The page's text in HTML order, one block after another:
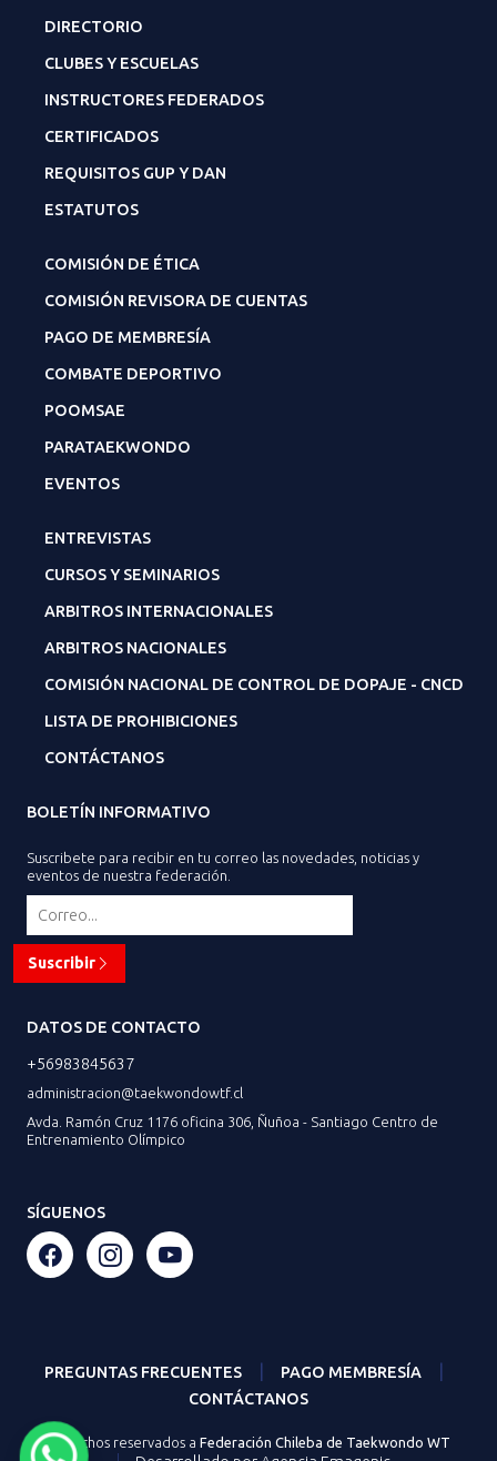
DIRECTORIO
CLUBES Y ESCUELAS
INSTRUCTORES FEDERADOS
CERTIFICADOS
REQUISITOS GUP Y DAN
ESTATUTOS
COMISIÓN DE ÉTICA
COMISIÓN REVISORA DE CUENTAS
PAGO DE MEMBRESÍA
COMBATE DEPORTIVO
POOMSAE
PARATAEKWONDO
EVENTOS
ENTREVISTAS
CURSOS Y SEMINARIOS
ARBITROS INTERNACIONALES
ARBITROS NACIONALES
COMISIÓN NACIONAL DE CONTROL DE DOPAJE - CNCD
LISTA DE PROHIBICIONES
CONTÁCTANOS
BOLETÍN INFORMATIVO
Suscribete para recibir en tu correo las novedades, noticias y
eventos de nuestra federación.
Suscribir
DATOS DE CONTACTO
+56983845637
administracion@taekwondowtf.cl
Avda. Ramón Cruz 1176 oficina 306, Ñuñoa - Santiago Centro de
Entrenamiento Olímpico
SÍGUENOS
PREGUNTAS FRECUENTES PAGO MEMBRESÍA
CONTÁCTANOS
Derechos reservados a Federación Chileba de Taekwondo WT